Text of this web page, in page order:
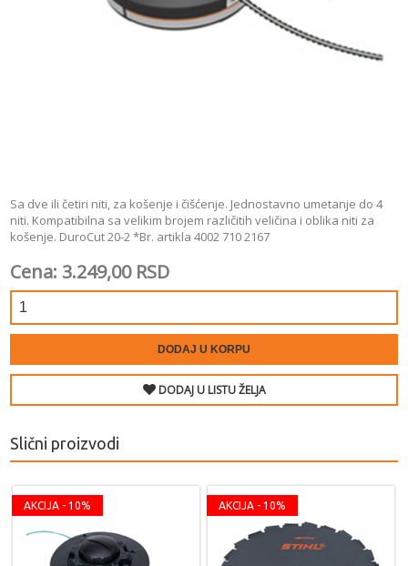
Sa dve ili četiri niti, za košenje i čišćenje. Jednostavno umetanje do 4
niti. Kompatibilna sa velikim brojem različitih veličina i oblika niti za
košenje. DuroCut 20-2 *Br. artikla 4002 710 2167
Cena: 3.249,00 RSD
DODAJ U KORPU
DODAJ U LISTU ŽELJA
Slični proizvodi
AKCIJA - 10% AKCIJA - 10%